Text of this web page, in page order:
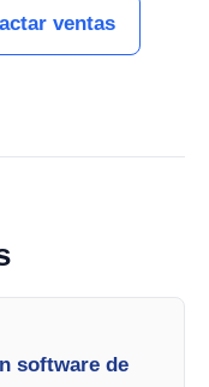
ventas
software de